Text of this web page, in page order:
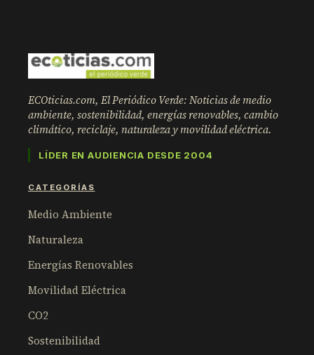
ECOticias.com, El Periódico Verde: Noticias de medio
ambiente, sostenibilidad, energías renovables, cambio
climático, reciclaje, naturaleza y movilidad eléctrica.
LÍDER EN AUDIENCIA DESDE 2004
CATEGORÍAS
Medio Ambiente
Naturaleza
Energías Renovables
Movilidad Eléctrica
CO2
Sostenibilidad